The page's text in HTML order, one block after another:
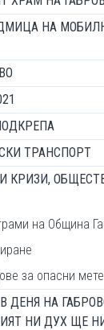
НА
ТРАНСПОРТ
КРИЗИ,
на Община
за опасни
ДЕНЯ НА
НИ ДУХ ЩЕ